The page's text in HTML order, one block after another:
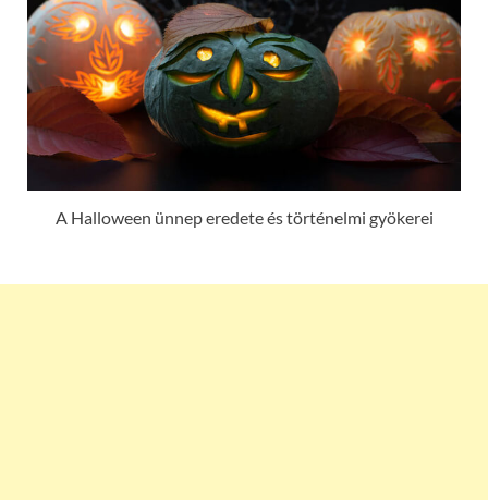
A Halloween ünnep eredete és történelmi gyökerei